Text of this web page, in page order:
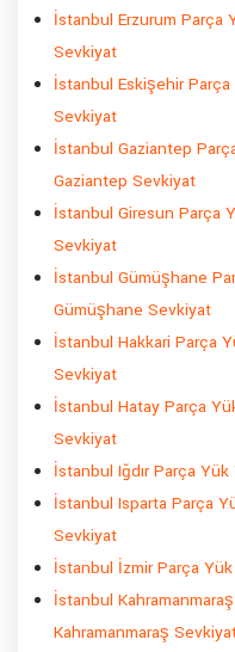
İstanbul Erzurum Parça
Sevkiyat
İstanbul Eskişehir
Sevkiyat
İstanbul Gaziantep
Gaziantep Sevkiyat
İstanbul Giresun Parça
Sevkiyat
İstanbul Gümüşhane
Gümüşhane Sevkiyat
İstanbul Hakkari Parça
Sevkiyat
İstanbul Hatay Parça
Sevkiyat
İstanbul Iğdır Parça
İstanbul Isparta Parça
Sevkiyat
İstanbul İzmir Parça
İstanbul
Kahramanmaraş